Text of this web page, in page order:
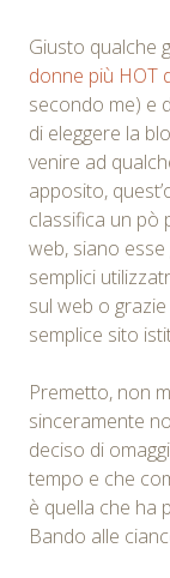
Giusto qualche
donne più HOT
secondo me) e
di eleggere la
venire ad
apposito,
classifica un pò
web, siano
semplici
sul web o
semplice sito
Premetto, non
sinceramente
deciso di
tempo e che
è quella che ha
Bando alle